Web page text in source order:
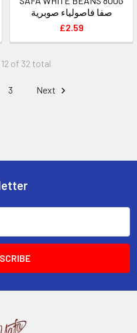
صفا فاصولياء صوبرية
£2.59
of 32 total
3 Next